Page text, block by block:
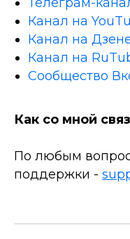
Канал на
Канал на
Канал на
Сообщество
Как со мной
По любым
поддержки -